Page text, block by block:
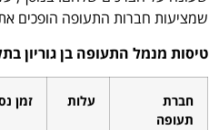
שמציעות חברות התעופה הופכים
טיסות מנמל התעופה בן גוריון
חברת
תעופה
עלות זמן